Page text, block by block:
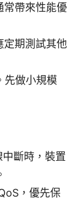
常帶來性能優
定期測試其他
先做小規模
斷時，裝置
，優先保